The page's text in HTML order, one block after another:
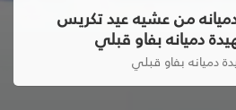
من عشيه عيد تكريس
دميانه بفاو قبلي
دميانه بفاو قبلي